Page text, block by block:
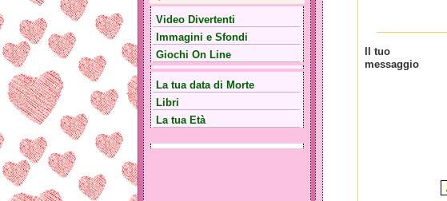
Video Divertenti
Immagini e Sfondi
Giochi On Line
La tua data di Morte
Libri
La tua Età
Il tuo
messaggio